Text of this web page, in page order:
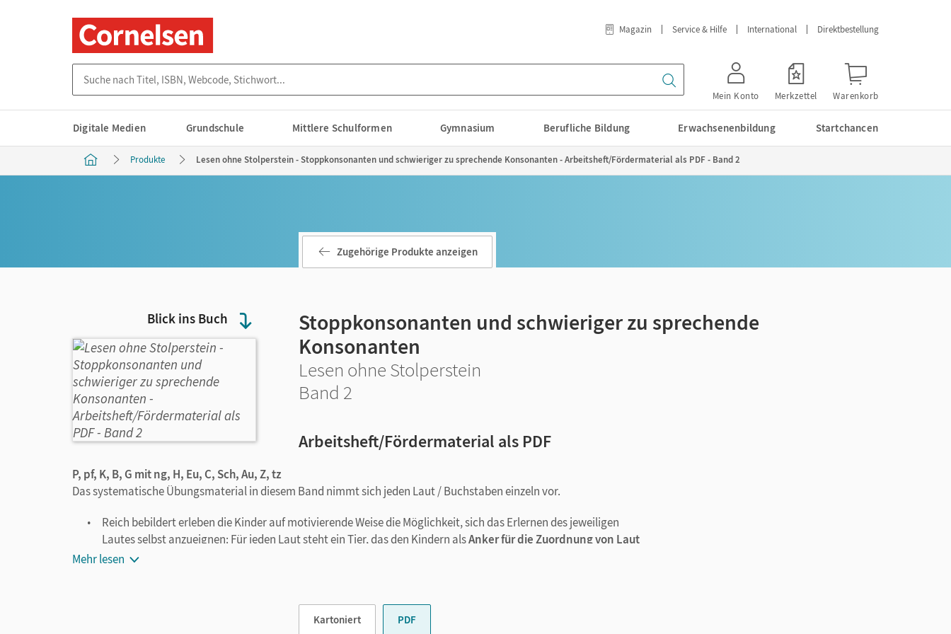
Magazin Service & Hilfe International Direktbestellung
Mein Konto Merkzettel Warenkorb
Digitale Medien Grundschule Mittlere Schulformen Gymnasium Berufliche Bildung Erwachsenenbildung Startchancen
Produkte Lesen ohne Stolperstein - Stoppkonsonanten und schwieriger zu sprechende Konsonanten - Arbeitsheft/Fördermaterial als PDF - Band 2
Blick ins Buch
Zugehörige Produkte anzeigen
Stoppkonsonanten und schwieriger zu sprechende
Konsonanten
Lesen ohne Stolperstein
Band 2
Arbeitsheft/Fördermaterial als PDF
P, pf, K, B, G mit ng, H, Eu, C, Sch, Au, Z, tz
Das systematische Übungsmaterial in diesem Band nimmt sich jeden Laut / Buchstaben einzeln vor.
Reich bebildert erleben die Kinder auf motivierende Weise die Möglichkeit, sich das Erlernen des jeweiligen
Lautes selbst anzueignen: Für jeden Laut steht ein Tier, das den Kindern alsAnker für die Zuordnung von Laut
zu Buchstaben
Buchstaben. Hier wird bewusst die Druckschrift eingesetzt, die ja auch gelesen wird.
können die Lesen-Lernenden durch zweierlei Fragen üben:
Mehr lesen
Kartoniert PDF